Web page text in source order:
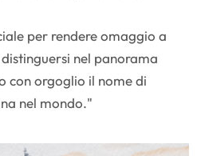
per rendere omaggio a
nel panorama
con orgoglio il nome di
nel mondo."